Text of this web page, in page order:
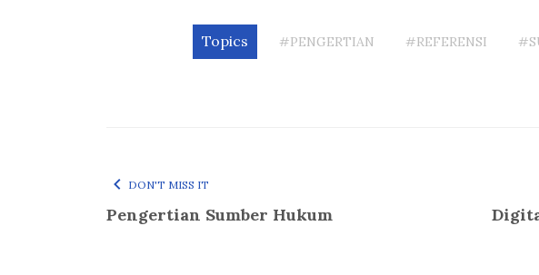
Topics #PENGERTIAN #REFERENSI
DON'T MISS IT
Pengertian Sumber Hukum